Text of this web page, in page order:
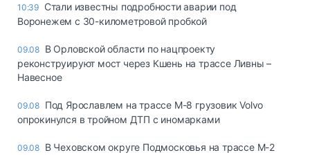
10:39 Стали известны подробности аварии под
Воронежем с 30-километровой пробкой
09.08 В Орловской области по нацпроекту
реконструируют мост через Кшень на трассе Ливны –
Навесное
09.08 Под Ярославлем на трассе М-8 грузовик Volvo
опрокинулся в тройном ДТП с иномарками
09.08 В Чеховском округе Подмосковья на трассе М-2